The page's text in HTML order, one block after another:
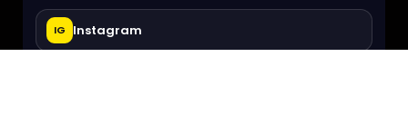
IG Instagram